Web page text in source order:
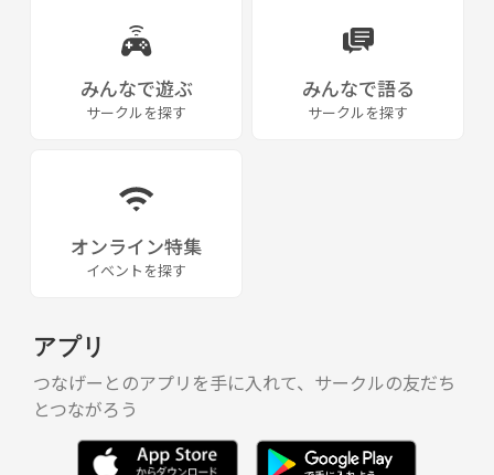
みんなで遊ぶ
サークルを探す
みんなで語る
サークルを探す
オンライン特集
イベントを探す
アプリ
つなげーとのアプリを手に入れて、サークルの友だち
とつながろう